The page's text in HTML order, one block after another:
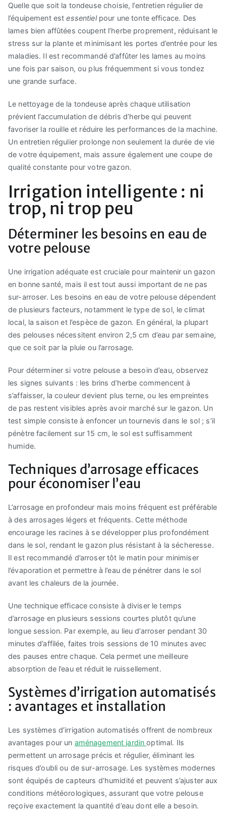
Quelle que soit la tondeuse choisie, l’entretien régulier de
l’équipement estessentiel pour une tonte efficace. Des
lames bien affûtées coupent l’herbe proprement, réduisant le
stress sur la plante et minimisant les portes d’entrée pour les
maladies. Il est recommandé d’affûter les lames au moins
une fois par saison, ou plus fréquemment si vous tondez
une grande surface.
Le nettoyage de la tondeuse après chaque utilisation
prévient l’accumulation de débris d’herbe qui peuvent
favoriser la rouille et réduire les performances de la machine.
Un entretien régulier prolonge non seulement la durée de vie
de votre équipement, mais assure également une coupe de
qualité constante pour votre gazon.
Irrigation intelligente : ni
trop, ni trop peu
Déterminer les besoins en eau de
votre pelouse
Une irrigation adéquate est cruciale pour maintenir un gazon
en bonne santé, mais il est tout aussi important de ne pas
sur-arroser. Les besoins en eau de votre pelouse dépendent
de plusieurs facteurs, notamment le type de sol, le climat
local, la saison et l’espèce de gazon. En général, la plupart
des pelouses nécessitent environ 2,5 cm d’eau par semaine,
que ce soit par la pluie ou l’arrosage.
Pour déterminer si votre pelouse a besoin d’eau, observez
les signes suivants : les brins d’herbe commencent à
s’affaisser, la couleur devient plus terne, ou les empreintes
de pas restent visibles après avoir marché sur le gazon. Un
test simple consiste à enfoncer un tournevis dans le sol ; s’il
pénètre facilement sur 15 cm, le sol est suffisamment
humide.
Techniques d’arrosage efficaces
pour économiser l’eau
L’arrosage en profondeur mais moins fréquent est préférable
à des arrosages légers et fréquents. Cette méthode
encourage les racines à se développer plus profondément
dans le sol, rendant le gazon plus résistant à la sécheresse.
Il est recommandé d’arroser tôt le matin pour minimiser
l’évaporation et permettre à l’eau de pénétrer dans le sol
avant les chaleurs de la journée.
Une technique efficace consiste à diviser le temps
d’arrosage en plusieurs sessions courtes plutôt qu’une
longue session. Par exemple, au lieu d’arroser pendant 30
minutes d’affilée, faites trois sessions de 10 minutes avec
des pauses entre chaque. Cela permet une meilleure
absorption de l’eau et réduit le ruissellement.
Systèmes d’irrigation automatisés
: avantages et installation
Les systèmes d’irrigation automatisés offrent de nombreux
avantages pour un aménagement jardinoptimal. Ils
permettent un arrosage précis et régulier, éliminant les
risques d’oubli ou de sur-arrosage. Les systèmes modernes
sont équipés de capteurs d’humidité et peuvent s’ajuster aux
conditions météorologiques, assurant que votre pelouse
reçoive exactement la quantité d’eau dont elle a besoin.